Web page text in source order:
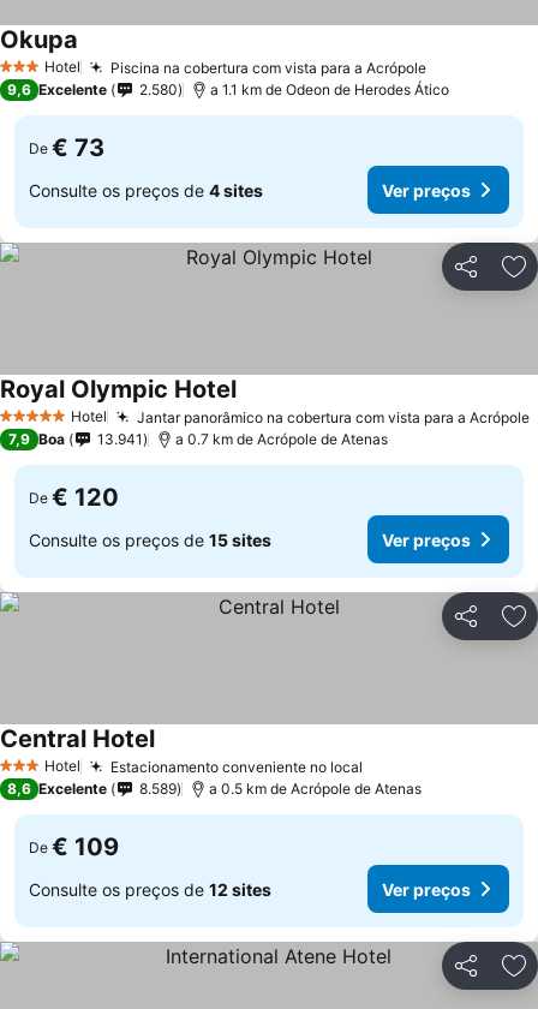
3 EstrelasHotel Piscina na cobertura com vista para a Acrópole
Okupa
9,6 Excelente 2.580 a 1.1 km de Odeon de Herodes Ático
De € 73
Consulte os preços de 4 sites Ver preços
Partilhar
5 Estrelas Hotel Jantar panorâmico na cobertura com vista para a Acrópole
Royal Olympic Hotel
7,9 Boa 13.941 a 0.7 km de Acrópole de Atenas
De € 120
Consulte os preços de 15 sites Ver preços
Partilhar
3 EstrelasHotel Estacionamento conveniente no local
Central Hotel
8,6 Excelente 8.589 a 0.5 km de Acrópole de Atenas
De € 109
Consulte os preços de 12 sites Ver preços
Partilhar